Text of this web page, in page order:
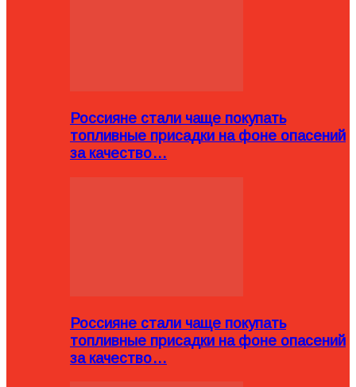
Россияне стали чаще покупать
топливные присадки на фоне опасений
за качество…
Россияне стали чаще покупать
топливные присадки на фоне опасений
за качество…